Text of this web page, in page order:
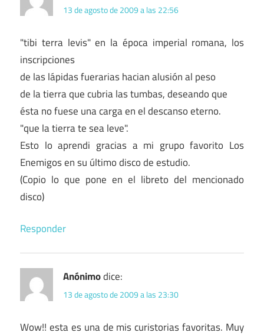
13 de agosto de 2009 a las 22:56
"tibi terra levis" en la época imperial romana, los
inscripciones
de las lápidas fuerarias hacian alusión al peso
de la tierra que cubria las tumbas, deseando que
ésta no fuese una carga en el descanso eterno.
"que la tierra te sea leve".
Esto lo aprendi gracias a mi grupo favorito Los
Enemigos en su último disco de estudio.
(Copio lo que pone en el libreto del mencionado
disco)
Responder
Anónimodice:
13 de agosto de 2009 a las 23:30
Wow!! esta es una de mis curistorias favoritas. Muy